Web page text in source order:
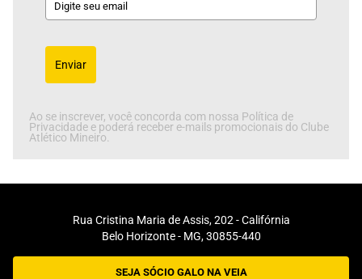
Enviar
Ao se inscrever, você concorda com nossa Política de
Privacidade e poderá receber e-mails promocionais do Clube
Atlético Mineiro.
Rua Cristina Maria de Assis, 202 - Califórnia
Belo Horizonte - MG, 30855-440
SEJA SÓCIO GALO NA VEIA